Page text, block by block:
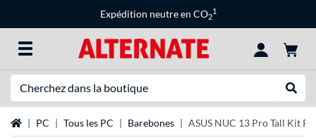
Expédition neutre en CO2
1
Page d'accueil
PC Tous les PC Barebones ASUS NUC 13 Pro Tall Kit